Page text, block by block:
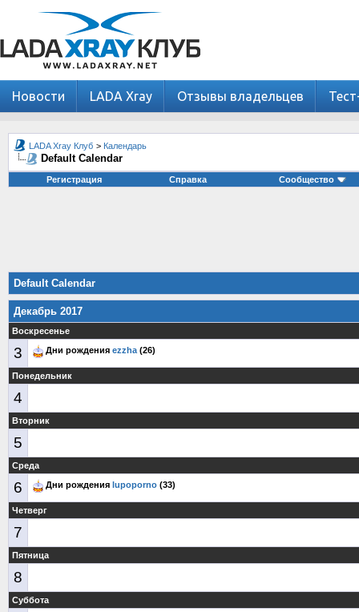
Новости LADA Xray Отзывы владельцев
LADA Xray Клуб > Календарь
Default Calendar
Регистрация Справка Сообщество
Default Calendar
Декабрь 2017
Воскресенье
3 Дни рождения ezzha(26)
Понедельник
4
Вторник
5
Среда
6 Дни рождения lupoporno (33)
Четверг
7
Пятница
8
Суббота